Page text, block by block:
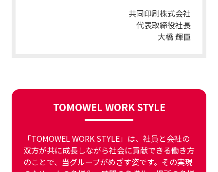
共同印刷株式会社
代表取締役社長
大橋 輝臣
TOMOWEL WORK STYLE
「TOMOWEL WORK STYLE」は、社員と会社の
双方が共に成長しながら社会に貢献できる働き方
のことで、当グループがめざす姿です。その実現